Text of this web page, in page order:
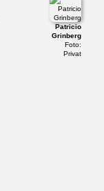
Patricio
Grinberg
Foto:
Privat